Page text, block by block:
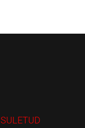
SULETUD